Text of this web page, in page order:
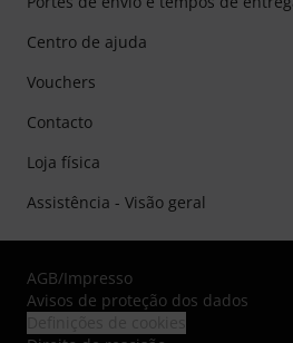
Centro de ajuda
Vouchers
Contacto
Loja física
Assistência - Visão geral
AGB/Impresso
Avisos de proteção dos dados